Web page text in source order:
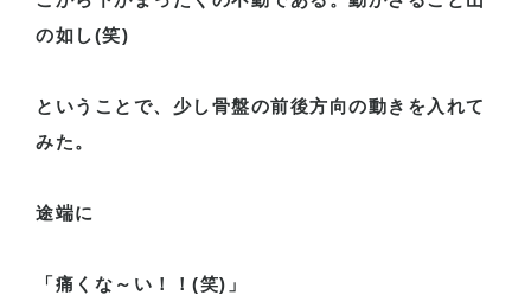
の如し(笑)
ということで、少し骨盤の前後方向の動きを入れて
みた。
途端に
「痛くな～い！！ (笑) 」